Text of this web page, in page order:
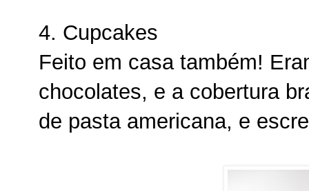
4. Cupcakes
Feito em casa também!
chocolates, e a cobertura
de pasta americana, e